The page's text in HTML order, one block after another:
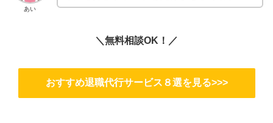
あい
＼無料相談OK！／
おすすめ退職代行サービス８選を見る>>>